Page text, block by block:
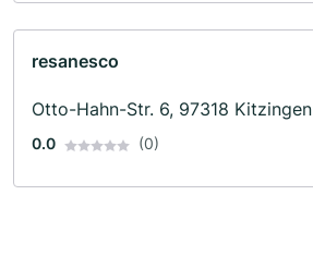
resanesco
Otto-Hahn-Str. 6, 97318 Kitzingen
0.0 (0)